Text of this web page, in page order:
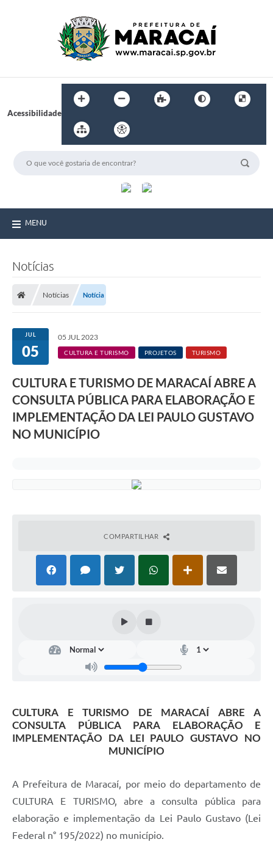
Acessibilidade
MENU
Notícias
Notícias Notícia
JUL
05
05 JUL 2023
CULTURA E TURISMO PROJETOS TURISMO
CULTURA E TURISMO DE MARACAÍ ABRE A
CONSULTA PÚBLICA PARA ELABORAÇÃO E
IMPLEMENTAÇÃO DA LEI PAULO GUSTAVO
NO MUNICÍPIO
COMPARTILHAR
CULTURA E TURISMO DE MARACAÍ ABRE A
CONSULTA PÚBLICA PARA ELABORAÇÃO E
IMPLEMENTAÇÃO DA LEI PAULO GUSTAVO NO
MUNICÍPIO
A Prefeitura de Maracaí, por meio do departamento de
CULTURA E TURISMO, abre a consulta pública para
elaboração e implementação da Lei Paulo Gustavo (Lei
Federal n° 195/2022) no município.